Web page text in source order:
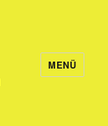
MENÜ